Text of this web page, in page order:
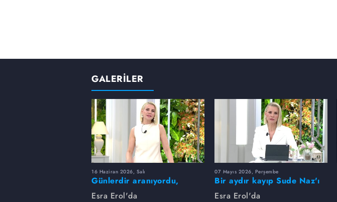
GALERİLER
16 Haziran 2026, Salı
Günlerdir aranıyordu,
dakikalar içinde bulundu!
Esra Erol'da
07 Mayıs 2026, Perşembe
Bir aydır kayıp Sude Naz'ı
Esra Erol buldu
Esra Erol'da